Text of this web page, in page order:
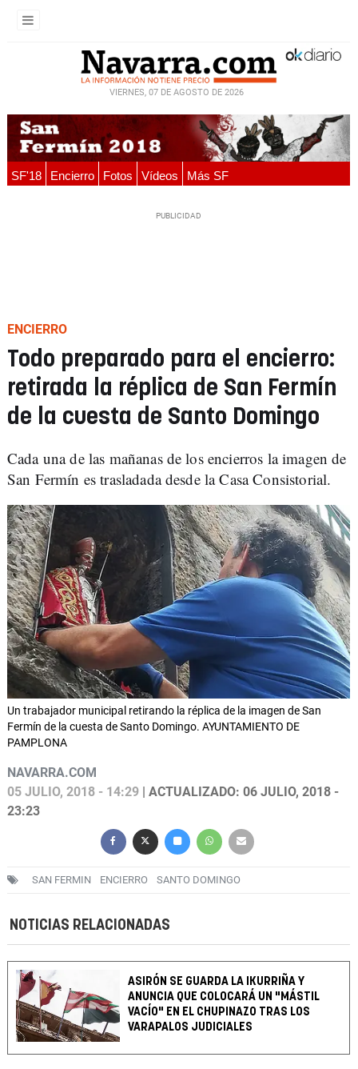
VIERNES, 07 DE AGOSTO DE 2026
SF'18 Encierro Fotos Vídeos Más SF
ENCIERRO
Todo preparado para el encierro:
retirada la réplica de San Fermín
de la cuesta de Santo Domingo
Cada una de las mañanas de los encierros la imagen de
San Fermín es trasladada desde la Casa Consistorial.
Un trabajador municipal retirando la réplica de la imagen de San
Fermín de la cuesta de Santo Domingo. AYUNTAMIENTO DE
PAMPLONA
NAVARRA.COM
05 JULIO, 2018 - 14:29 | ACTUALIZADO: 06 JULIO, 2018 -
23:23
SAN FERMIN ENCIERRO SANTO DOMINGO
NOTICIAS RELACIONADAS
ASIRÓN SE GUARDA LA IKURRIÑA Y
ANUNCIA QUE COLOCARÁ UN "MÁSTIL
VACÍO" EN EL CHUPINAZO TRAS LOS
VARAPALOS JUDICIALES